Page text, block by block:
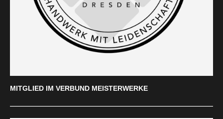
MITGLIED IM VERBUND MEISTERWERKE